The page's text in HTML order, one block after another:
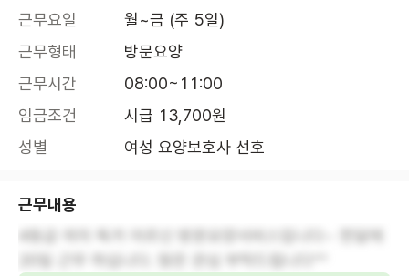
근무요일
월~금 (주 5일)
근무형태
방문요양
근무시간
08:00~11:00
임금조건
시급 13,700원
성별
여성 요양보호사 선호
근무내용